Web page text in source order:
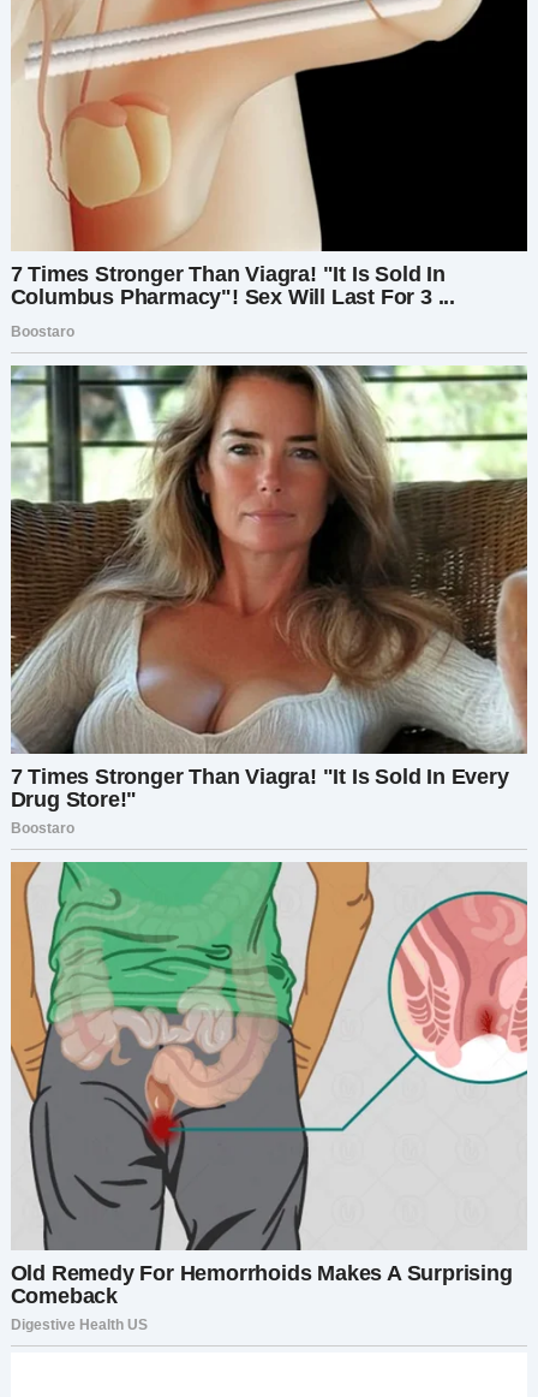
Мэдисон было больно видеть разочарование
дочери, но она придумала выход. Она пошла в
магазин тканей, выбрала материал, похожий на
тот, что использовался для платьев в
«Фонтейн», и принесла его домой.
— Подожди немного, милая, скоро у тебя будет
платье, — пообещала она.
На пошив ушла вся ночь, но результат оказался
потрясающим.
— Спасибо, мам, мне очень нравится! — с
радостью сказала Труди. — Не терпится
показать его всем!
Но когда она пришла на вечеринку, многие
богатые дети и их родители начали смеяться
над её нарядом.
Труди расплакалась и выбежала из здания. Она
так сильно плакала, что не смотрела под ноги и
врезалась прямо в белый лимузин,
подъехавший ко входу.
Она стояла, ошеломлённая, когда водитель
вышел и начал ругаться на неё. Но он тут же
замолчал, как только пассажир на заднем
сиденье открыл дверь и вышел.
Это был красивый мужчина лет сорока. Он был
элегантно одет и внимательно осмотрел
девочку, чтобы убедиться, что с ней всё в
порядке.
— Будь осторожнее, маленькая, — сказал он
голосом, который показался ей знакомым.
И тут она услышала голос своей мамы за
спиной.
— Джо?
При этом имени мужчина вздрогнул и с